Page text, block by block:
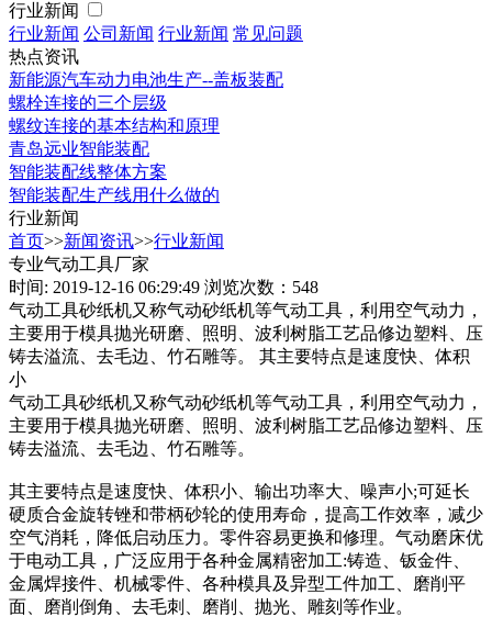
行业新闻
行业新闻 公司新闻 行业新闻 常见问题
热点资讯
新能源汽车动力电池生产--盖板装配
螺栓连接的三个层级
螺纹连接的基本结构和原理
青岛远业智能装配
智能装配线整体方案
智能装配生产线用什么做的
行业新闻
首页>>新闻资讯>>行业新闻
专业气动工具厂家
时间: 2019-12-16 06:29:49 浏览次数：548
气动工具砂纸机又称气动砂纸机等气动工具，利用空气动力，
主要用于模具抛光研磨、照明、波利树脂工艺品修边塑料、压
铸去溢流、去毛边、竹石雕等。 其主要特点是速度快、体积
小
气动工具砂纸机又称气动砂纸机等气动工具，利用空气动力，
主要用于模具抛光研磨、照明、波利树脂工艺品修边塑料、压
铸去溢流、去毛边、竹石雕等。
其主要特点是速度快、体积小、输出功率大、噪声小;可延长
硬质合金旋转锉和带柄砂轮的使用寿命，提高工作效率，减少
空气消耗，降低启动压力。零件容易更换和修理。气动磨床优
于电动工具，广泛应用于各种金属精密加工:铸造、钣金件、
金属焊接件、机械零件、各种模具及异型工件加工、磨削平
面、磨削倒角、去毛刺、磨削、抛光、雕刻等作业。